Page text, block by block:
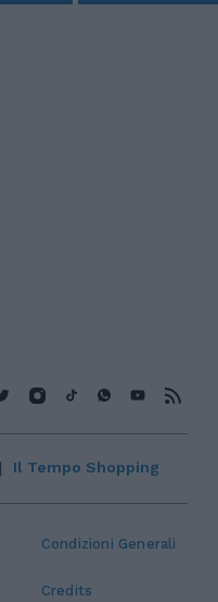
Condizioni Generali
Credits
Il Tempo Shopping